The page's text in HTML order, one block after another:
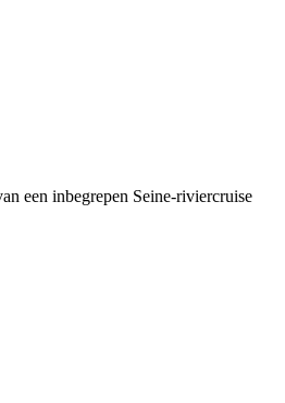
een inbegrepen Seine-riviercruise